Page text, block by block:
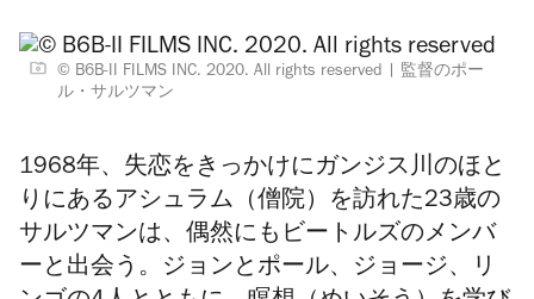
© B6B-II FILMS INC. 2020. All rights reserved
監督のポー
ル・サルツマン
1968年、失恋をきっかけにガンジス川のほと
りにある アシュラム（僧院） を訪れた23歳の
サルツマンは、偶然にも ビートルズのメンバ
ーと出会う。ジョンとポール、ジョージ、リ